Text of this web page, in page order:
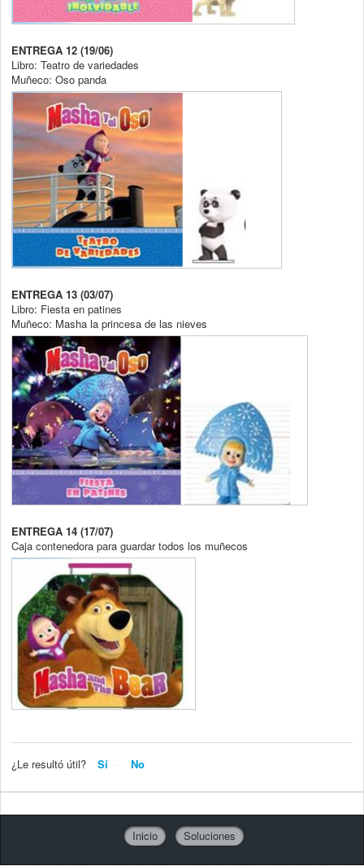
ENTREGA 12 (19/06)
Libro: Teatro de variedades
Muñeco: Oso panda
ENTREGA 13 (03/07)
Libro: Fiesta en patines
Muñeco: Masha la princesa de las nieves
ENTREGA 14 (17/07)
Caja contenedora para guardar todos los muñecos
¿Le resultó útil? Sí No
Inicio Soluciones